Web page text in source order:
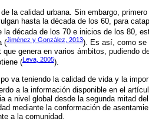
la calidad urbana. Sin embargo,
hasta la década de los 60, para
la década de los 70 e inicios de los 80,
(Jiménez y González, 2013). Es así, como se
genera en varios ámbitos, pudiendo
( Leva, 2005).
va teniendo la calidad de vida y la
a la información disponible en el
a nivel global desde la segunda mitad
mediante la conformación de
a la comunidad.